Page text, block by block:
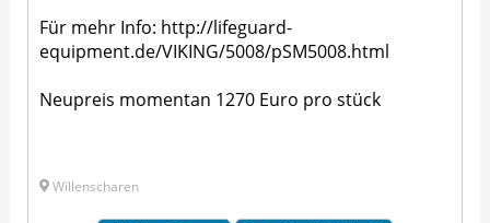
Für mehr Info: http://lifeguard-
equipment.de/VIKING/5008/pSM5008.html
Neupreis momentan 1270 Euro pro stück
Willenscharen